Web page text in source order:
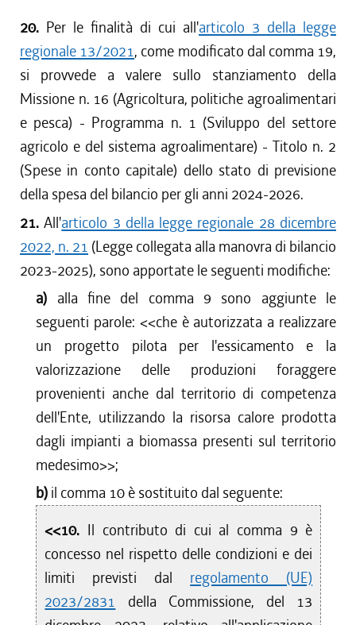
20. Per le finalità di cui all'articolo 3 della legge
regionale 13/2021, come modificato dal comma 19,
si provvede a valere sullo stanziamento della
Missione n. 16 (Agricoltura, politiche agroalimentari
e pesca) - Programma n. 1 (Sviluppo del settore
agricolo e del sistema agroalimentare) - Titolo n. 2
(Spese in conto capitale) dello stato di previsione
della spesa del bilancio per gli anni 2024-2026.
21.All'articolo 3 della legge regionale 28 dicembre
2022, n. 21 (Legge collegata alla manovra di bilancio
2023-2025), sono apportate le seguenti modifiche:
a) alla fine del comma 9 sono aggiunte le
seguenti parole: <<che è autorizzata a realizzare
un progetto pilota per l'essicamento e la
valorizzazione delle produzioni foraggere
provenienti anche dal territorio di competenza
dell'Ente, utilizzando la risorsa calore prodotta
dagli impianti a biomassa presenti sul territorio
medesimo>>;
b) il comma 10 è sostituito dal seguente:
<<10. Il contributo di cui al comma 9 è
concesso nel rispetto delle condizioni e dei
limiti previsti dal regolamento (UE)
2023/2831 della Commissione, del 13